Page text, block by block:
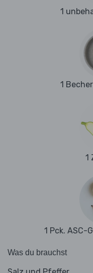
1
1
1
1 Pck. ASC-
Was du brauchst